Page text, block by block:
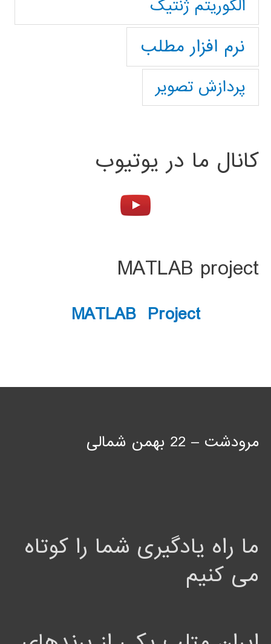
الگوریتم ژنتیک
نرم افزار مطلب
پردازش تصویر
کانال ما در یوتیوب
MATLAB project
MATLAB Project
مرودشت – 22 بهمن شمالی
ما راه یادگیری شما را کوتاه
می کنیم